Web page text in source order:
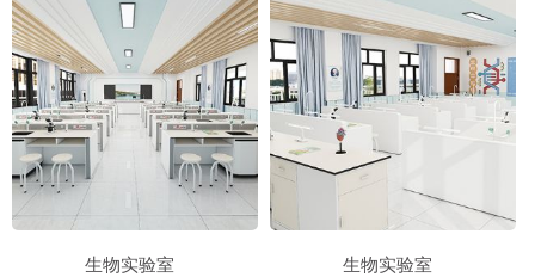
生物实验室 生物实验室